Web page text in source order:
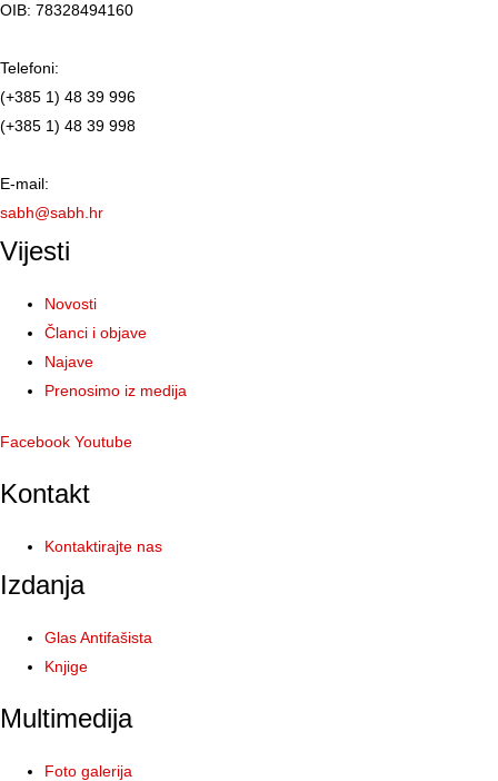
OIB: 78328494160
Telefoni:
(+385 1) 48 39 996
(+385 1) 48 39 998
E-mail:
sabh@sabh.hr
Vijesti
Novosti
Članci i objave
Najave
Prenosimo iz medija
Facebook Youtube
Kontakt
Kontaktirajte nas
Izdanja
Glas Antifašista
Knjige
Multimedija
Foto galerija